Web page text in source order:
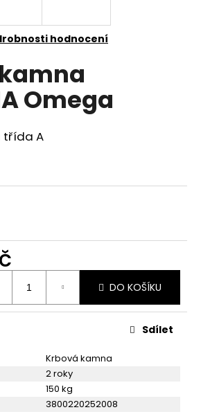
hodnocení
Omega
třída A
DO KOŠÍKU
Krbová kamna
2 roky
150 kg
3800220252008
Sdílet